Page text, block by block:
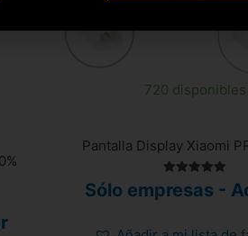
720 disponibles
Pantalla Display Xiaomi
con
Sólo empresas -